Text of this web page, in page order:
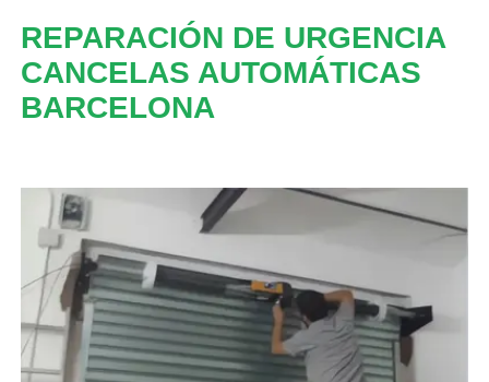
REPARACIÓN DE URGENCIA
CANCELAS AUTOMÁTICAS
BARCELONA